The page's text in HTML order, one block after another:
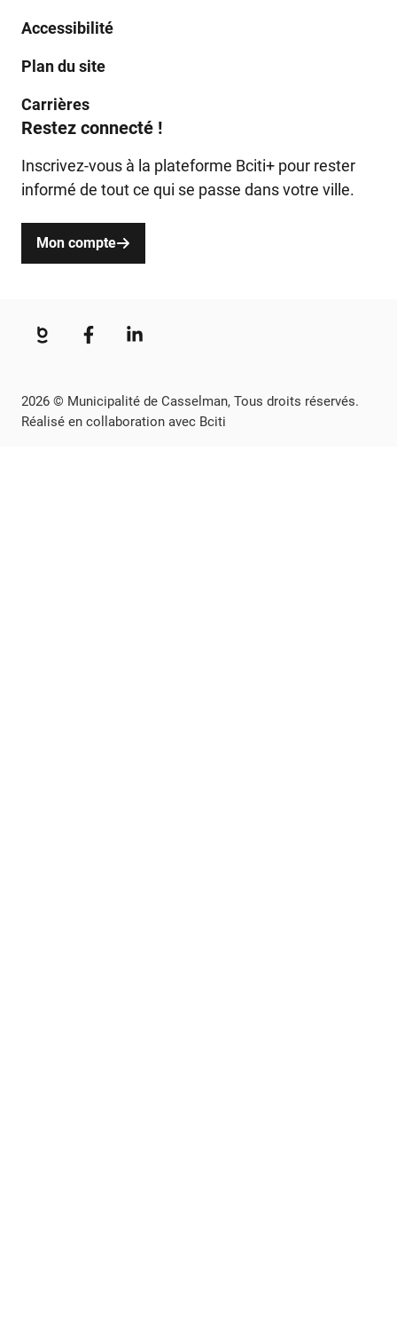
Accessibilité
Plan du site
Carrières
Restez connecté !
Inscrivez-vous à la plateforme Bciti+ pour rester
informé de tout ce qui se passe dans votre ville.
Mon compte
2026 © Municipalité de Casselman, Tous droits réservés.
Réalisé en collaboration avec Bciti